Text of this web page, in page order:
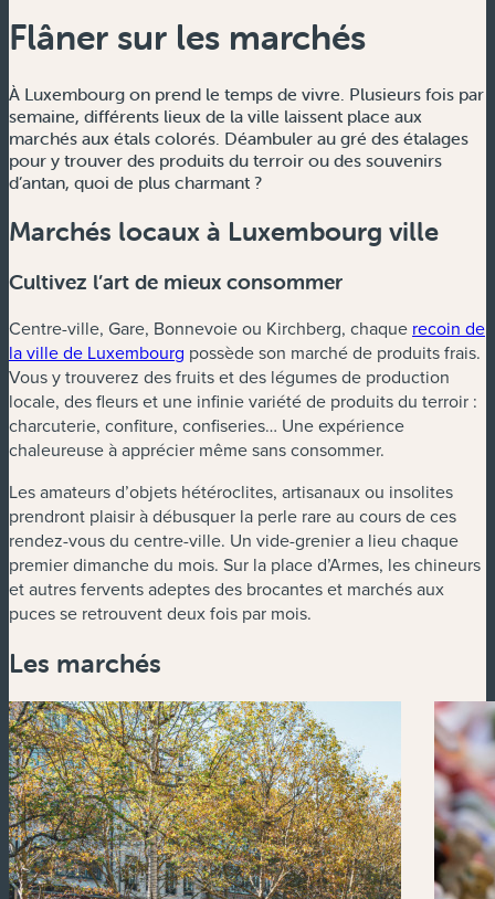
Flâner sur les marchés
À Luxembourg on prend le temps de vivre. Plusieurs fois par
semaine, différents lieux de la ville laissent place aux
marchés aux étals colorés. Déambuler au gré des étalages
pour y trouver des produits du terroir ou des souvenirs
d’antan, quoi de plus charmant ?
Marchés locaux à Luxembourg ville
Cultivez l’art de mieux consommer
Centre-ville, Gare, Bonnevoie ou Kirchberg, chaque recoin de
la ville de Luxembourg possède son marché de produits frais.
Vous y trouverez des fruits et des légumes de production
locale, des fleurs et une infinie variété de produits du terroir :
charcuterie, confiture, confiseries… Une expérience
chaleureuse à apprécier même sans consommer.
Les amateurs d’objets hétéroclites, artisanaux ou insolites
prendront plaisir à débusquer la perle rare au cours de ces
rendez-vous du centre-ville. Un vide-grenier a lieu chaque
premier dimanche du mois. Sur la place d’Armes, les chineurs
et autres fervents adeptes des brocantes et marchés aux
puces se retrouvent deux fois par mois.
Les marchés